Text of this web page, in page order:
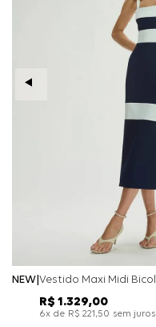
NEW
R$ 1 .329,00
6x de R$ 221,50 sem juros